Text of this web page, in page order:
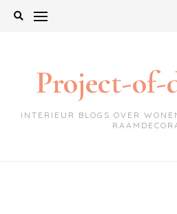
Project-of-
INTERIEUR BLOGS OVER